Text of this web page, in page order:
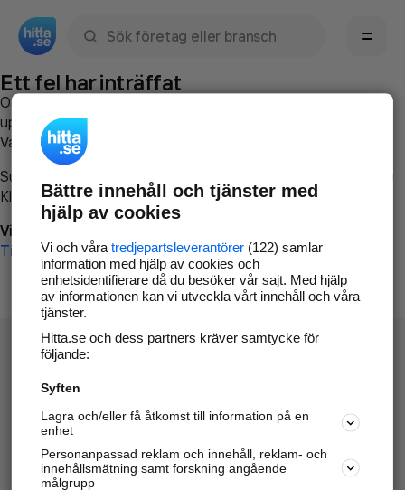
Ett fel har inträffat
Om du vill kan du
uppstod så att vi lättare och snabbare kan avhjälpa det.
Vänligen försök med följande:
Surfa till
Klicka påTillbaka-knappen i webbläsaren och försök igen
Vi beklagar besväret!
Till startsidan
Hitta.se - Gratis nummerupplysning.
Sök företag, personer och platser.
Hitta telefonnummer, adresser, företagsinfo mm.
Bättre innehåll och tjänster med
hjälp av cookies
Vi och våra tredjepartsleverantörer(122) samlar
information med hjälp av cookies och
enhetsidentifierare då du besöker vår sajt. Med hjälp
av informationen kan vi utveckla vårt innehåll och våra
tjänster.
Hitta.se och dess partners kräver samtycke för
följande:
Syften
Lagra och/eller få åtkomst till information på en
enhet
Personanpassad reklam och innehåll, reklam- och
innehållsmätning samt forskning angående
målgrupp